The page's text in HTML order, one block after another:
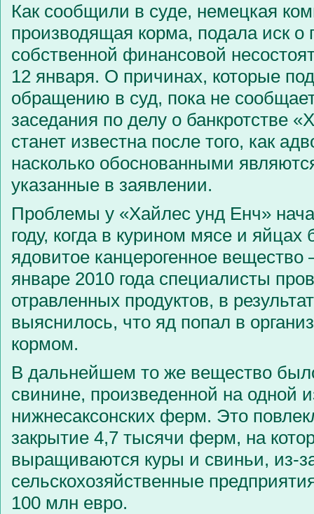
Как сообщили в суде, немецкая
производящая корма, подала иск о
собственной финансовой
12 января. О причинах, которые
обращению в суд, пока не
заседания по делу о банкротстве
станет известна после того, как
насколько обоснованными
указанные в заявлении.
Проблемы у «Хайлес унд Енч»
году, когда в курином мясе и
ядовитое канцерогенное
январе 2010 года специалисты
отравленных продуктов, в
выяснилось, что яд попал в
кормом.
В дальнейшем то же вещество
свинине, произведенной на одной
нижнесаксонских ферм. Это
закрытие 4,7 тысячи ферм, на
выращиваются куры и свиньи, из-
сельскохозяйственные
100 млн евро.